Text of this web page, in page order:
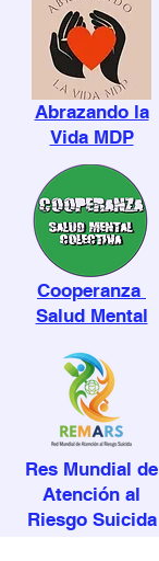
Abrazando la
Vida MDP
Cooperanza
Salud Mental
Res Mundial de
Atención al
Riesgo Suicida